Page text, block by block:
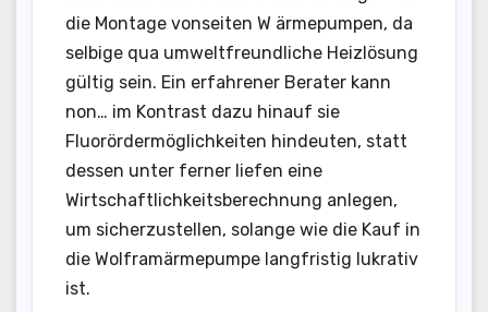
die Montage vonseiten W ärmepumpen, da
selbige qua umweltfreundliche Heizlösung
gültig sein. Ein erfahrener Berater kann
non… im Kontrast dazu hinauf sie
Fluorördermöglichkeiten hindeuten, statt
dessen unter ferner liefen eine
Wirtschaftlichkeitsberechnung anlegen,
um sicherzustellen, solange wie die Kauf in
die Wolframärmepumpe langfristig lukrativ
ist.